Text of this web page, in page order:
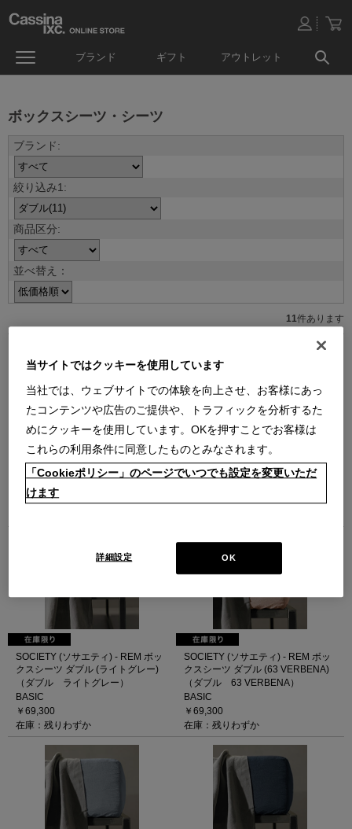
ブランド ギフト アウトレット
ボックスシーツ・シーツ
並べ替え：
11件あります
IXC (イクスシー) - ボックスシーツ
（ダブル ホワイト）
D/WH (Ver.2017)
￥35,200
IXC (イクスシー) - ボックスシーツ
（ダブル ブルーグレー）
￥35,200
SOCIETY (ソサエティ) - REM ボッ
クスシーツ ダブル (ライトグレー)
（ダブル ライトグレー）
BASIC
￥69,300
在庫：残りわずか
SOCIETY (ソサエティ) - REM ボッ
クスシーツ ダブル (63 VERBENA)
（ダブル 63 VERBENA）
BASIC
￥69,300
在庫：残りわずか
当サイトではクッキーを使用しています
当社では、ウェブサイトでの体験を向上させ、お客様にあっ
たコンテンツや広告のご提供や、トラフィックを分析するた
めにクッキーを使用しています。OKを押すことでお客様は
これらの利用条件に同意したものとみなされます。
「Cookieポリシー」のページでいつでも設定を変更いただ
けます
OK
詳細設定